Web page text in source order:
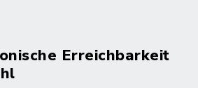
Erreichbarkeit